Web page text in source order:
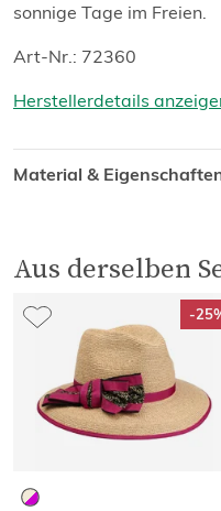
sonnige Tage im Freien.
Art-Nr.: 72360
Herstellerdetails
Material &
Aus derselben
-